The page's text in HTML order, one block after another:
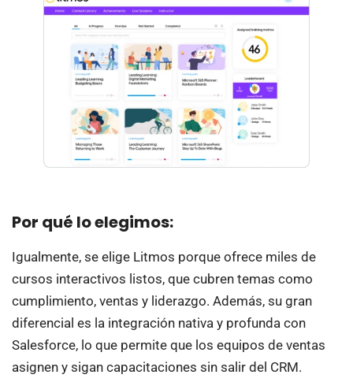
Por qué lo elegimos:
Igualmente, se elige Litmos porque ofrece miles de
cursos interactivos listos, que cubren temas como
cumplimiento, ventas y liderazgo. Además, su gran
diferencial es la integración nativa y profunda con
Salesforce, lo que permite que los equipos de ventas
asignen y sigan capacitaciones sin salir del CRM.